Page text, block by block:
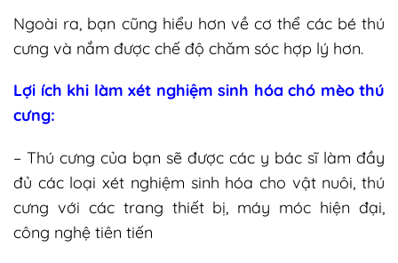
Ngoài ra, bạn cũng hiểu hơn về cơ thể các bé thú
cưng và nắm được chế độ chăm sóc hợp lý hơn.
Lợi ích khi làm xét nghiệm sinh hóa chó mèo thú
cưng:
– Thú cưng của bạn sẽ được các y bác sĩ làm đầy
đủ các loại xét nghiệm sinh hóa cho vật nuôi, thú
cưng với các trang thiết bị, máy móc hiện đại,
công nghệ tiên tiến